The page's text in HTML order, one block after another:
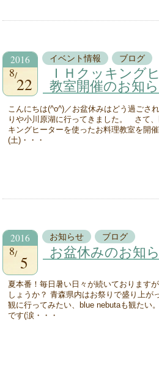
2016
8
22
イベント情報 ブログ
ＩＨクッキング
教室開催のお知
こんにちは(^o^)／お盆休みはどう過ごさ
りや小川原湖に行ってきました。 さて
キングヒーターを使ったお料理教室を開
(土)・・・
2016
8
5
お知らせ ブログ
お盆休みのお知
夏本番！毎日暑い日々が続いております
しょうか？ 青森県内はお祭りで盛り上が
観に行ってみたい、blue nebutaも観たい
です(涙・・・